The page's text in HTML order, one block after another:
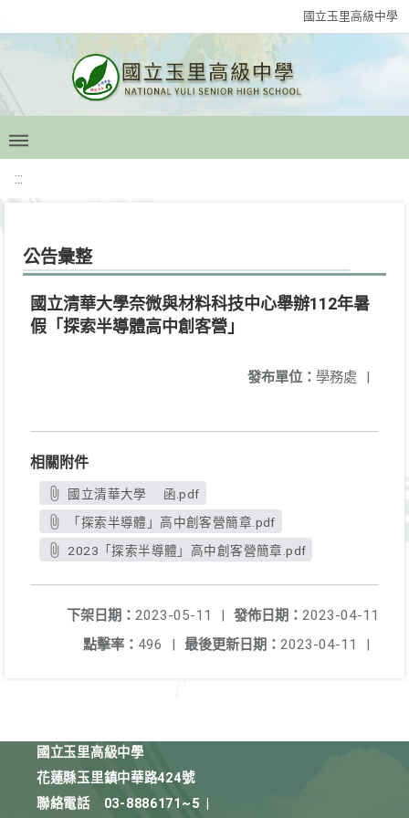
國立玉里高級中學
:::
公告彙整
國立清華大學奈微與材料科技中心舉辦112年暑
假「探索半導體高中創客營」
發布單位： 學務處 |
相關附件
國立清華大學 函.pdf
「探索半導體」高中創客營簡章.pdf
2023「探索半導體」高中創客營簡章.pdf
發佈日期： 2023-04-11
下架日期： 2023-05-11
|
最後更新日期： 2023-04-11 |
點擊率： 496 |
國立玉里高級中學
花蓮縣玉里鎮中華路424號
聯絡電話
03-8886171~5